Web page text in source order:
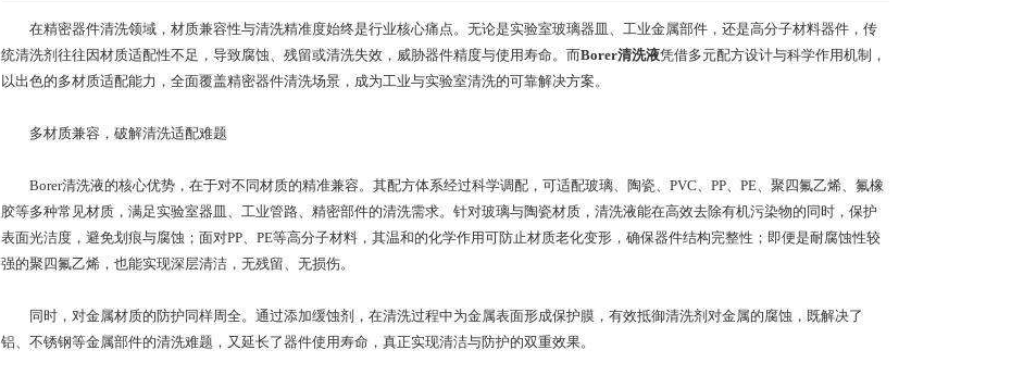
在精密器件清洗领域，材质兼容性与清洗精准度始终是行业核心痛点。无论是实验室玻璃器皿、工业金属部件，还是高分子材料器件，传
统清洗剂往往因材质适配性不足，导致腐蚀、残留或清洗失效，威胁器件精度与使用寿命。而Borer清洗液凭借多元配方设计与科学作用机制，
以出色的多材质适配能力，全面覆盖精密器件清洗场景，成为工业与实验室清洗的可靠解决方案。
多材质兼容，破解清洗适配难题
Borer清洗液的核心优势，在于对不同材质的精准兼容。其配方体系经过科学调配，可适配玻璃、陶瓷、PVC、PP、PE、聚四氟乙烯、氟橡
胶等多种常见材质，满足实验室器皿、工业管路、精密部件的清洗需求。针对玻璃与陶瓷材质，清洗液能在高效去除有机污染物的同时，保护
表面光洁度，避免划痕与腐蚀；面对PP、PE等高分子材料，其温和的化学作用可防止材质老化变形，确保器件结构完整性；即便是耐腐蚀性较
强的聚四氟乙烯，也能实现深层清洁，无残留、无损伤。
同时，对金属材质的防护同样周全。通过添加缓蚀剂，在清洗过程中为金属表面形成保护膜，有效抵御清洗剂对金属的腐蚀，既解决了
铝、不锈钢等金属部件的清洗难题，又延长了器件使用寿命，真正实现清洁与防护的双重效果。